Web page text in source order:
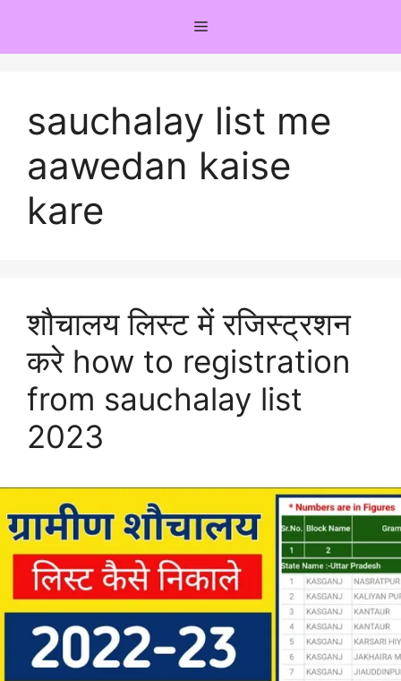
content
Menu
sauchalay list me
aawedan kaise
kare
शौचालय लिस्ट में रजिस्ट्रशन
करे how to registration
from sauchalay list
2023